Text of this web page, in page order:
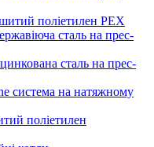
поліетилен PEX
сталь на прес-
сталь на прес-
система на натяжному
поліетилен